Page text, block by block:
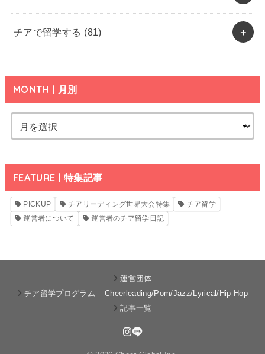
チアで留学する (81)
MONTH | 月別
FEATURE | 特集記事
PICKUP チアリーディング世界大会特集
チア留学
運営者について
運営者のチア留学日記
運営団体
チア留学プログラム – Cheerleading/Pom/Jazz/Lyrical/Hip Hop
記事一覧